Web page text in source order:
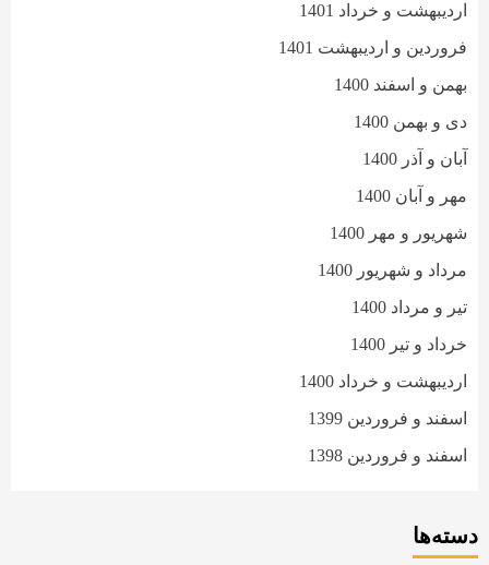
اردیبهشت و خرداد 1401
فروردین و اردیبهشت 1401
بهمن و اسفند 1400
دی و بهمن 1400
آبان و آذر 1400
مهر و آبان 1400
شهریور و مهر 1400
مرداد و شهریور 1400
تیر و مرداد 1400
خرداد و تیر 1400
اردیبهشت و خرداد 1400
اسفند و فروردین 1399
اسفند و فروردین 1398
دسته‌ها